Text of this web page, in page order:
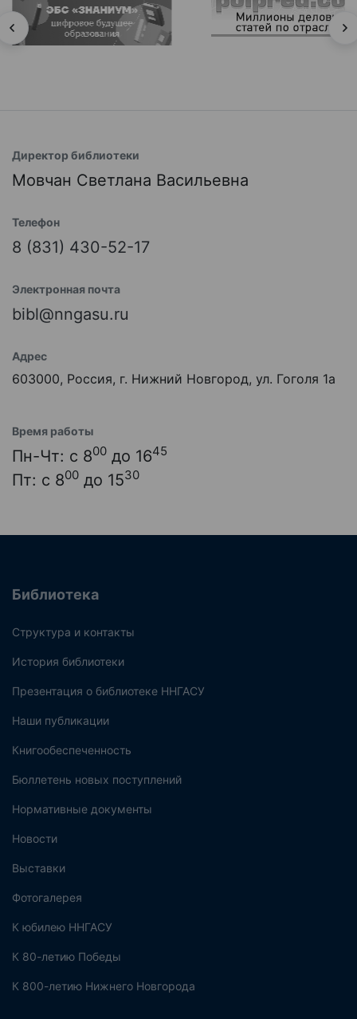
Директор библиотеки
Мовчан Светлана Васильевна
Телефон
8 (831) 430-52-17
Электронная почта
bibl@nngasu.ru
Адрес
603000, Россия, г. Нижний Новгород, ул. Гоголя 1а
Время работы
Пн-Чт: с 800 до 1645
Пт: с 800 до 1530
Библиотека
Структура и контакты
История библиотеки
Презентация о библиотеке ННГАСУ
Наши публикации
Книгообеспеченность
Бюллетень новых поступлений
Нормативные документы
Новости
Выставки
Фотогалерея
К юбилею ННГАСУ
К 80-летию Победы
К 800-летию Нижнего Новгорода